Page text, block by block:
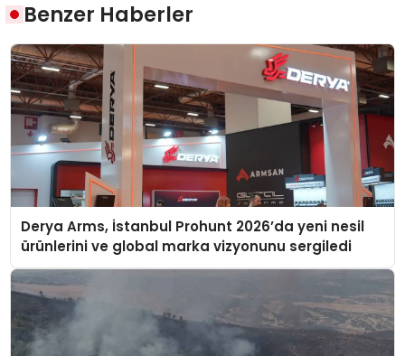
Benzer Haberler
Derya Arms, İstanbul Prohunt 2026’da yeni nesil
ürünlerini ve global marka vizyonunu sergiledi